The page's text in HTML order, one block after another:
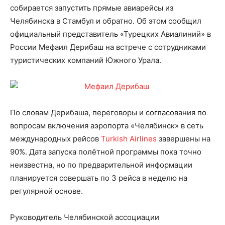
собирается запустить прямые авиарейсы из
Челябинска в Стамбул и обратно. Об этом сообщил
официальный представитель «Турецких Авиалиний» в
России Мефаил Дерибаш на встрече с сотрудниками
туристических компаний Южного Урала.
По словам Дерибаша, переговоры и согласования по
вопросам включения аэропорта «Челябинск» в сеть
международных рейсов Turkish Airlines завершены на
90%. Дата запуска полётной программы пока точно
неизвестна, но по предварительной информации
планируется совершать по 3 рейса в неделю на
регулярной основе.
Руководитель Челябинской ассоциации